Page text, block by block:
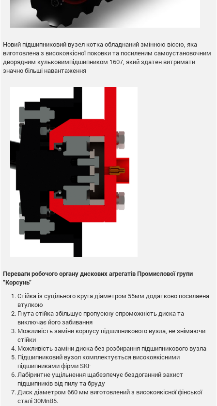
Новий підшипниковий вузел котка обладнаний змінною віссю, яка
виготовлена з високоякісної поковки та посиленим самоустановочним
дворядним кульковимпідшипником 1607, який здатен витримати
значно більші навантаження
Переваги робочого органу дискових агрегатів Промислової групи
“Корсунь”
Стійка із суцільного круга діаметром 55мм додатково посилаена
втулкою
Гнута стійка збільшує пропускну спроможність диска та
виключає його забивання
Можливість заміни корпусу підшипникового вузла, не знімаючи
стійки
Можливість заміни диска без розбирання підшипникового вузла
Підшипниковий вузол комплектується високоякісними
підшипниками фірми SKF
Лабіринтне ущільнення щабезпечує бездоганний захист
підшипників від пилу та бруду
Диск діаметром 660 мм виготовлений з високоякісної фінської
сталі 30MnB5.